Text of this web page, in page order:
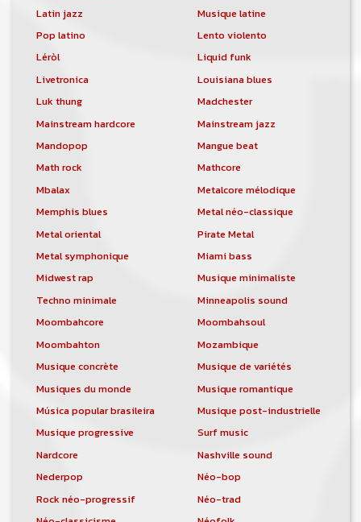
Latin jazz
Musique latine
Pop latino
Lento violento
Léròl
Liquid funk
Livetronica
Louisiana blues
Luk thung
Madchester
Mainstream hardcore
Mainstream jazz
Mandopop
Mangue beat
Math rock
Mathcore
Mbalax
Metalcore mélodique
Memphis blues
Metal néo-classique
Metal oriental
Pirate Metal
Metal symphonique
Miami bass
Midwest rap
Musique minimaliste
Techno minimale
Minneapolis sound
Moombahcore
Moombahsoul
Moombahton
Mozambique
Musique concrète
Musique de variétés
Musiques du monde
Musique romantique
Música popular brasileira
Musique post-industrielle
Musique progressive
Surf music
Nardcore
Nashville sound
Nederpop
Néo-bop
Rock néo-progressif
Néo-trad
de développement du site, et peut-être
une campagne de communication. Il va
comptabilité sera totalement publique
visible directement sur le site.
Un nouveau service de petites annonces
pour musicien vous est proposé sur le
site. Ce service permet, lorsque vous
êtes musiciens ou un groupe, un
orchestre, DJ, etc... de chercher un/des